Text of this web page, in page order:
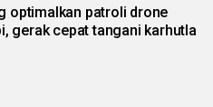
optimalkan patroli drone
gerak cepat tangani karhutla